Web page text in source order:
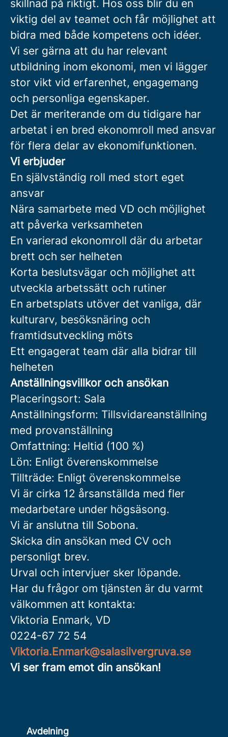
skillnad på riktigt. Hos oss blir du en
viktig del av teamet och får möjlighet att
bidra med både kompetens och idéer.
Vi ser gärna att du har relevant
utbildning inom ekonomi, men vi lägger
stor vikt vid erfarenhet, engagemang
och personliga egenskaper.
Det är meriterande om du tidigare har
arbetat i en bred ekonomroll med ansvar
för flera delar av ekonomifunktionen.
Vi erbjuder
En självständig roll med stort eget
ansvar
Nära samarbete med VD och möjlighet
att påverka verksamheten
En varierad ekonomroll där du arbetar
brett och ser helheten
Korta beslutsvägar och möjlighet att
utveckla arbetssätt och rutiner
En arbetsplats utöver det vanliga, där
kulturarv, besöksnäring och
framtidsutveckling möts
Ett engagerat team där alla bidrar till
helheten
Anställningsvillkor och ansökan
Placeringsort: Sala
Anställningsform: Tillsvidareanställning
med provanställning
Omfattning: Heltid (100 %)
Lön: Enligt överenskommelse
Tillträde: Enligt överenskommelse
Vi är cirka 12 årsanställda med fler
medarbetare under högsäsong.
Vi är anslutna till Sobona.
Skicka din ansökan med CV och
personligt brev.
Urval och intervjuer sker löpande.
Har du frågor om tjänsten är du varmt
välkommen att kontakta:
Viktoria Enmark, VD
0224-67 72 54
Viktoria.Enmark@salasilvergruva.se
Vi ser fram emot din ansökan!
Avdelning